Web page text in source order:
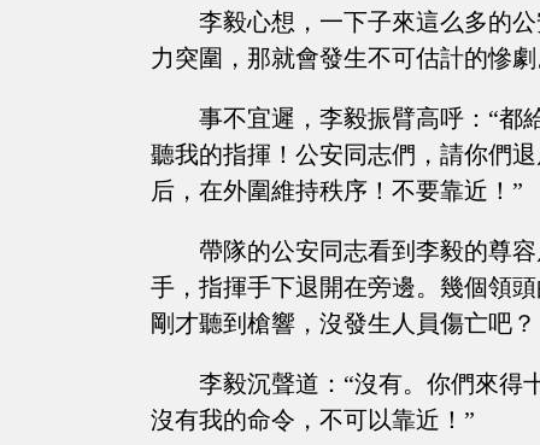
李毅心想，一下子來這么多的
力突圍，那就會發生不可估計的慘
事不宜遲，李毅振臂高呼：“都
聽我的指揮！公安同志們，請你們
后，在外圍維持秩序！不要靠近！”
帶隊的公安同志看到李毅的尊
手，指揮手下退開在旁邊。幾個領
剛才聽到槍響，沒發生人員傷亡吧？
李毅沉聲道：“沒有。你們來得
沒有我的命令，不可以靠近！”